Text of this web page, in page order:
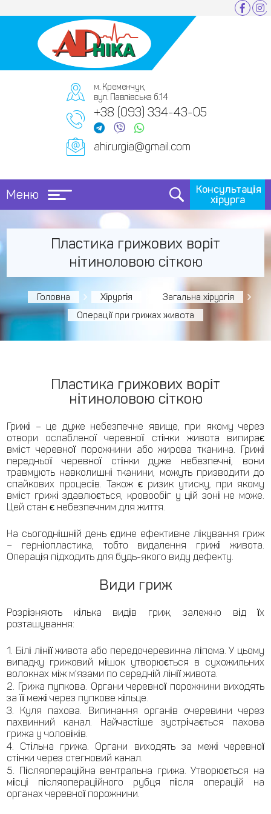
м. Кременчук,
вул. Павлівська б.14
+38 (093) 334-43-05
ahirurgia@gmail.com
Меню
Консультація
хірурга
Пластика грижових воріт
нітиноловою сіткою
Головна Хірургія
Загальна хірургія
Операції при грижах живота
Пластика грижових воріт
нітиноловою сіткою
Грижі – це дуже небезпечне явище, при якому через
отвори ослабленої черевної стінки живота випирає
вміст черевної порожнини або жирова тканина. Грижі
передньої черевної стінки дуже небезпечні, вони
травмують навколишні тканини, можуть призводити до
спайкових процесів. Також є ризик утиску, при якому
вміст грижі здавлюється, кровообіг у цій зоні не може.
Цей стан є небезпечним для життя.
На сьогоднішній день єдине ефективне лікування гриж
– герніопластика, тобто видалення грижі живота.
Операція підходить для будь-якого виду дефекту.
Види гриж
Розрізняють кілька видів гриж, залежно від їх
розташування:
Білі лінії живота або передочеревинна ліпома. У цьому
випадку грижовий мішок утворюється в сухожильних
волокнах між м'язами по середній лінії живота.
Грижа пупкова. Органи черевної порожнини виходять
за її межі через пупкове кільце.
Куля пахова. Випинання органів очеревини через
пахвинний канал. Найчастіше зустрічається пахова
грижа у чоловіків.
Стільна грижа. Органи виходять за межі черевної
стінки через стегновий канал.
Післяопераційна вентральна грижа. Утворюється на
місці післяопераційного рубця після операцій на
органах черевної порожнини.